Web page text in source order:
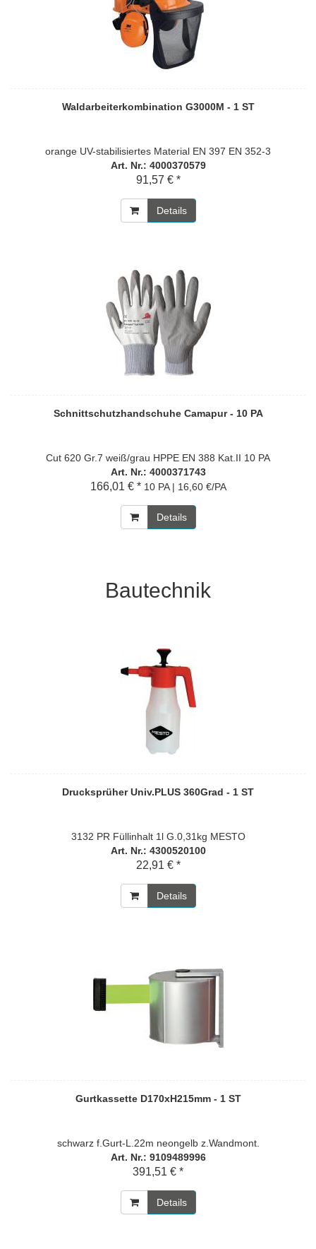
Waldarbeiterkombination G3000M - 1 ST
orange UV-stabilisiertes Material EN 397 EN 352-3
Art. Nr.: 4000370579
91,57 € *
Details
Schnittschutzhandschuhe Camapur - 10 PA
Cut 620 Gr.7 weiß/grau HPPE EN 388 Kat.II 10 PA
Art. Nr.: 4000371743
166,01 € * 10 PA | 16,60 €/PA
Details
Bautechnik
Drucksprüher Univ.PLUS 360Grad - 1 ST
3132 PR Füllinhalt 1l G.0,31kg MESTO
Art. Nr.: 4300520100
22,91 € *
Details
Gurtkassette D170xH215mm - 1 ST
schwarz f.Gurt-L.22m neongelb z.Wandmont.
Art. Nr.: 9109489996
391,51 € *
Details